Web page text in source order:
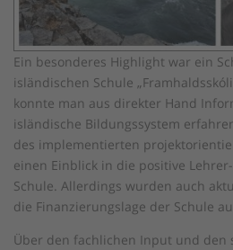
Ein besonderes Highlight war ein
isländischen Schule
konnte man aus direkter Hand
isländische Bildungssystem
des implementierten
einen Einblick in die positive
Schule. Allerdings wurden auch
die Finanzierungslage der Schule
Über den fachlichen Input und den